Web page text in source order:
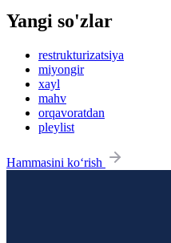
Yangi so'zlar
restrukturizatsiya
miyongir
xayl
mahv
orqavoratdan
pleylist
Hammasini ko‘rish